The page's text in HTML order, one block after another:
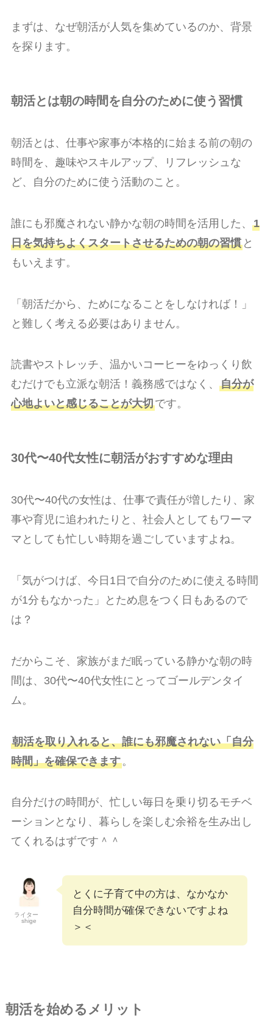
まずは、なぜ朝活が人気を集めているのか、背景
を探ります。
朝活とは朝の時間を自分のために使う習慣
朝活とは、仕事や家事が本格的に始まる前の朝の
時間を、趣味やスキルアップ、リフレッシュな
ど、自分のために使う活動のこと。
誰にも邪魔されない静かな朝の時間を活用した、 1
日を気持ちよくスタートさせるための朝の習慣と
もいえます。
「朝活だから、ためになることをしなければ！」
と難しく考える必要はありません。
読書やストレッチ、温かいコーヒーをゆっくり飲
むだけでも立派な朝活！義務感ではなく、 自分が
心地よいと感じることが大切です。
30代〜40代女性に朝活がおすすめな理由
30代〜40代の女性は、仕事で責任が増したり、家
事や育児に追われたりと、社会人としてもワーマ
マとしても忙しい時期を過ごしていますよね。
「気がつけば、今日1日で自分のために使える時間
が1分もなかった」とため息をつく日もあるので
は？
だからこそ、家族がまだ眠っている静かな朝の時
間は、30代〜40代女性にとってゴールデンタイ
ム。
朝活を取り入れると、誰にも邪魔されない「自分
時間」を確保できます。
自分だけの時間が、忙しい毎日を乗り切るモチベ
ーションとなり、暮らしを楽しむ余裕を生み出し
てくれるはずです＾＾
ライター
shige
とくに子育て中の方は、なかなか
自分時間が確保できないですよね
＞＜
朝活を始めるメリット